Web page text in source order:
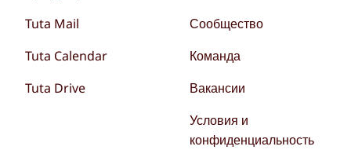
Tuta Mail
Tuta Calendar
Tuta Drive
Сообщество
Команда
Вакансии
Условия и
конфиденциальность